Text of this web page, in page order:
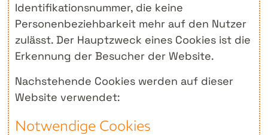
Identifikationsnummer, die keine
Personenbeziehbarkeit mehr auf den Nutzer
zulässt. Der Hauptzweck eines Cookies ist die
Erkennung der Besucher der Website.
Nachstehende Cookies werden auf dieser
Website verwendet:
Notwendige Cookies